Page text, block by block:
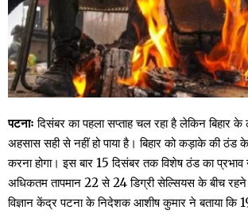
पटनाः दिसंबर का पहला सप्ताह चल रहा है लेकिन बिहार
अहसास सही से नहीं हो पाया है। बिहार को कड़ाके की ठंड
करना होगा। इस बार 15 दिसंबर तक विशेष ठंड का प्रभाव
अधिकतम तापमान 22 से 24 डिग्री सेल्सियस के बीच
विज्ञान केंद्र पटना के निदेशक आशीष कुमार ने बताया कि